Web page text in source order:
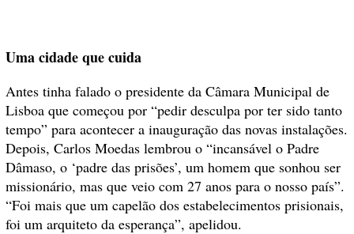
Uma cidade que cuida
Antes tinha falado o presidente da Câmara Municipal de
Lisboa que começou por “pedir desculpa por ter sido tanto
tempo” para acontecer a inauguração das novas instalações.
Depois, Carlos Moedas lembrou o “incansável o Padre
Dâmaso, o ‘padre das prisões’, um homem que sonhou ser
missionário, mas que veio com 27 anos para o nosso país”.
“Foi mais que um capelão dos estabelecimentos prisionais,
foi um arquiteto da esperança”, apelidou.